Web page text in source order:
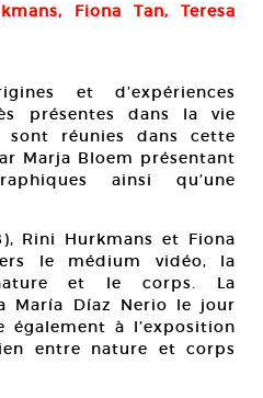
Fiona Tan, Teresa
et d’expériences
présentes dans la vie
sont réunies dans cette
Marja Bloem présentant
ainsi qu’une
Rini Hurkmans et Fiona
le médium vidéo, la
et le corps. La
María Díaz Nerio le jour
également à l’exposition
entre nature et corps